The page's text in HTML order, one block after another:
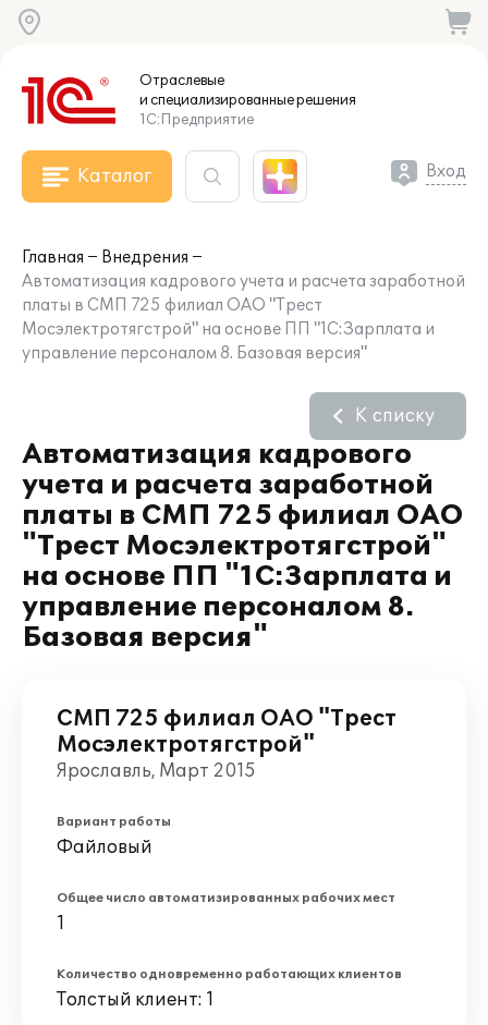
Отраслевые
и специализированныерешения
1С:Предприятие
Каталог Вход
Главная
Внедрения
Автоматизация кадрового учета и расчета заработной
платы в СМП 725 филиал ОАО "Трест
Мосэлектротягстрой" на основе ПП "1С:Зарплата и
управление персоналом 8. Базовая версия"
Автоматизация кадрового
учета и расчета заработной
платы в СМП 725 филиал ОАО
"Трест Мосэлектротягстрой"
на основе ПП "1С:Зарплата и
управление персоналом 8.
Базовая версия"
К списку
СМП 725 филиал ОАО "Трест
Мосэлектротягстрой"
Ярославль, Март 2015
Вариант работы
Файловый
Общее число автоматизированных рабочих мест
1
Количество одновременно работающих клиентов
Толстый клиент: 1